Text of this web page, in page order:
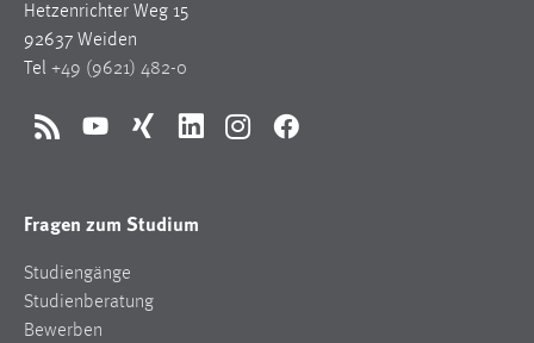
Hetzenrichter Weg 15
92637 Weiden
Tel +49 (9621) 482-0
RSS YouTubeXing LinkedInInstagramFacebook
Fragen zum Studium
Studiengänge
Studienberatung
Bewerben